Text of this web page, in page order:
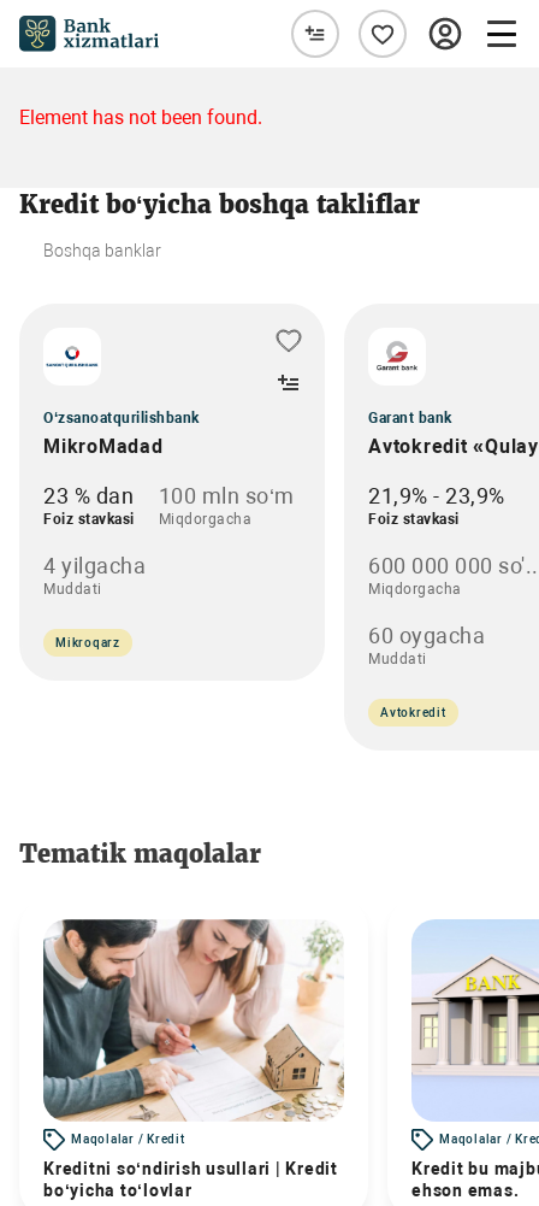
Element has not been found.
Kredit bo‘yicha boshqa takliflar
Boshqa banklar
O‘zsanoatqurilishbank
MikroMadad
23 % dan
Foiz stavkasi
100 mln so‘m
Miqdorgacha
4 yilgacha
Muddati
Mikroqarz
Garant bank
Avtokredit
21,9% - 23,9%
Foiz stavkasi
600 000 000
Miqdorgacha
60 oygacha
Muddati
Avtokredit
Tematik maqolalar
Maqolalar / Kredit
Kreditni so‘ndirish usullari | Kredit
bo‘yicha to‘lovlar
Maqolalar /
Kredit bu
ehson emas.